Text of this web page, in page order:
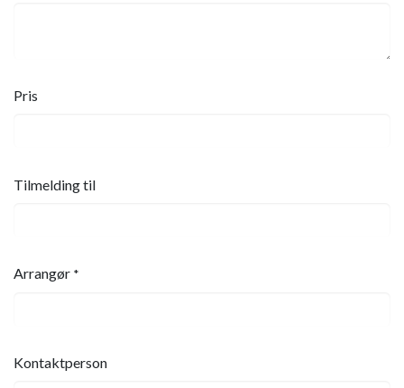
Pris
Tilmelding til
Arrangør *
Kontaktperson